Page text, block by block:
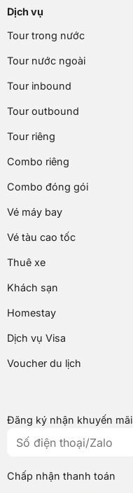
Dịch vụ
Tour trong nước
Tour nước ngoài
Tour inbound
Tour outbound
Tour riêng
Combo riêng
Combo đóng gói
Vé máy bay
Vé tàu cao tốc
Thuê xe
Khách sạn
Homestay
Dịch vụ Visa
Voucher du lịch
Đăng ký nhận khuyến mãi
Chấp nhận thanh toán